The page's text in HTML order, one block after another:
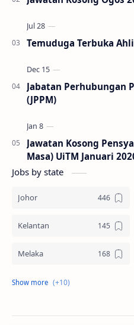
Temuduga Terbuka Ahli
Jabatan Perhubungan
(JPPM)
Jawatan Kosong
Masa) UiTM Januari
Jobs by state
Johor
Kelantan
Melaka
Pahang